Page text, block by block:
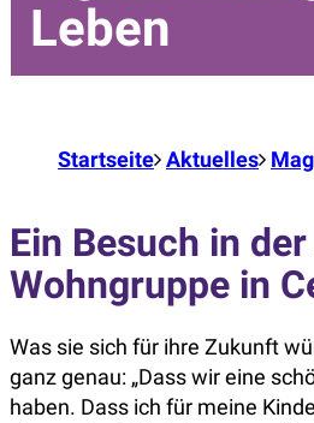
Leben
Startseite Aktuelles
Ein Besuch in
Wohngruppe in
Was sie sich für ihre Zukunft
ganz genau: „Dass wir eine
haben. Dass ich für meine